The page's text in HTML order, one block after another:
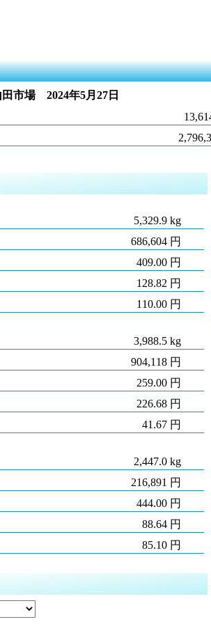
田市場
2024年5月27日
5,329.9 kg
686,604 円
409.00 円
128.82 円
110.00 円
3,988.5 kg
904,118 円
259.00 円
226.68 円
41.67 円
2,447.0 kg
216,891 円
444.00 円
88.64 円
85.10 円